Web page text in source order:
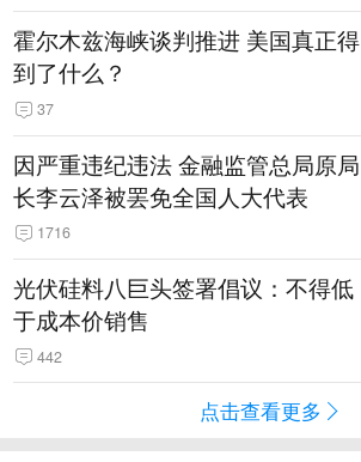
霍尔木兹海峡谈判推进 美国真正得
到了什么？
37
因严重违纪违法 金融监管总局原局
长李云泽被罢免全国人大代表
1716
光伏硅料八巨头签署倡议：不得低
于成本价销售
442
点击查看更多